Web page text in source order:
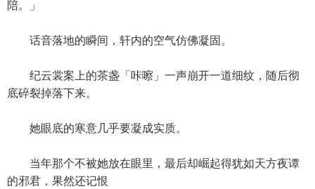
陪。」
话音落地的瞬间，轩内的空气仿佛凝固。
纪云裳案上的茶盏「咔嚓」一声崩开一道细纹，随后彻
底碎裂掉落下来。
她眼底的寒意几乎要凝成实质。
当年那个不被她放在眼里，最后却崛起得犹如天方夜谭
的邪君，果然还记恨